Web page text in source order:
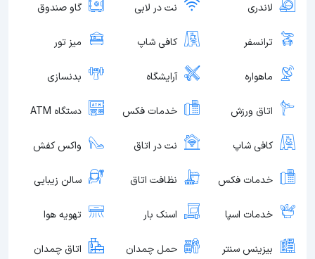
لاندری نت در لابی گاو صندوق
ترانسفر کافی شاپ میز تور
ماهواره آرایشگاه بدنسازی
اتاق ورزش خدمات فکس دستگاه ATM
کافی شاپ نت در اتاق واکس کفش
خدمات فکس نظافت اتاق سالن زیبایی
خدمات اسپا اسنک بار تهویه هوا
بیزینس سنتر حمل چمدان اتاق چمدان